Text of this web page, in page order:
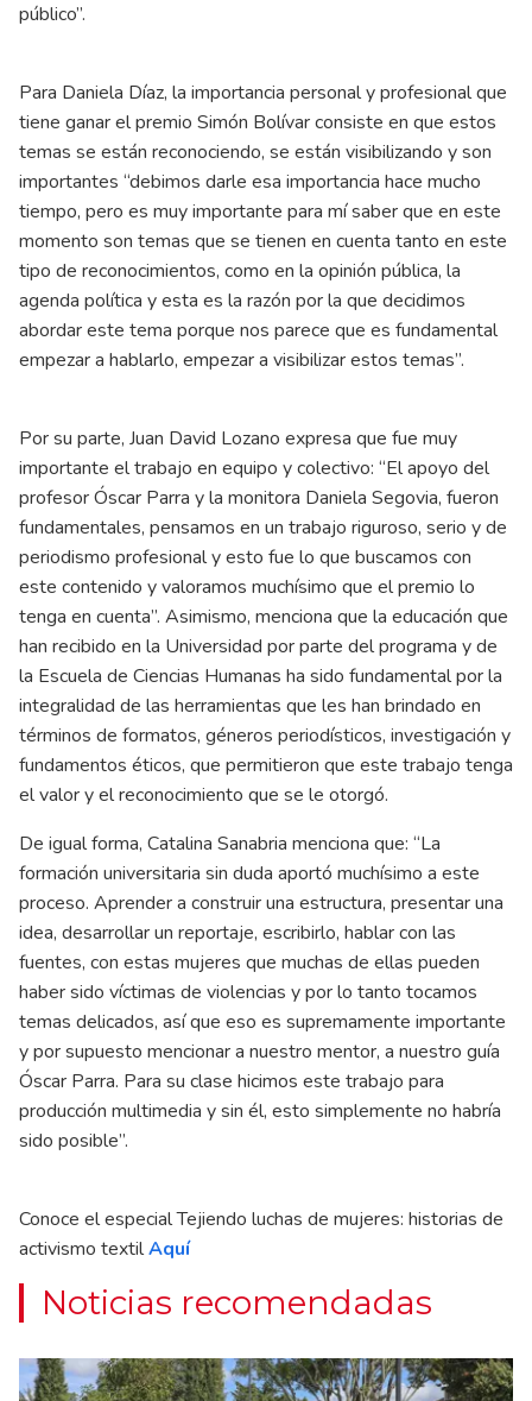
público”.
Para Daniela Díaz, la importancia personal y profesional que
tiene ganar el premio Simón Bolívar consiste en que estos
temas se están reconociendo, se están visibilizando y son
importantes “debimos darle esa importancia hace mucho
tiempo, pero es muy importante para mí saber que en este
momento son temas que se tienen en cuenta tanto en este
tipo de reconocimientos, como en la opinión pública, la
agenda política y esta es la razón por la que decidimos
abordar este tema porque nos parece que es fundamental
empezar a hablarlo, empezar a visibilizar estos temas”.
Por su parte, Juan David Lozano expresa que fue muy
importante el trabajo en equipo y colectivo: “El apoyo del
profesor Óscar Parra y la monitora Daniela Segovia, fueron
fundamentales, pensamos en un trabajo riguroso, serio y de
periodismo profesional y esto fue lo que buscamos con
este contenido y valoramos muchísimo que el premio lo
tenga en cuenta”. Asimismo, menciona que la educación que
han recibido en la Universidad por parte del programa y de
la Escuela de Ciencias Humanas ha sido fundamental por la
integralidad de las herramientas que les han brindado en
términos de formatos, géneros periodísticos, investigación y
fundamentos éticos, que permitieron que este trabajo tenga
el valor y el reconocimiento que se le otorgó.
De igual forma, Catalina Sanabria menciona que: “La
formación universitaria sin duda aportó muchísimo a este
proceso. Aprender a construir una estructura, presentar una
idea, desarrollar un reportaje, escribirlo, hablar con las
fuentes, con estas mujeres que muchas de ellas pueden
haber sido víctimas de violencias y por lo tanto tocamos
temas delicados, así que eso es supremamente importante
y por supuesto mencionar a nuestro mentor, a nuestro guía
Óscar Parra. Para su clase hicimos este trabajo para
producción multimedia y sin él, esto simplemente no habría
sido posible”.
Conoce el especial Tejiendo luchas de mujeres: historias de
activismo textilAquí
Noticias recomendadas